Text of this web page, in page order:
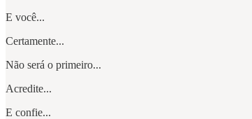
E você...
Certamente...
Não será o primeiro...
Acredite...
E confie...